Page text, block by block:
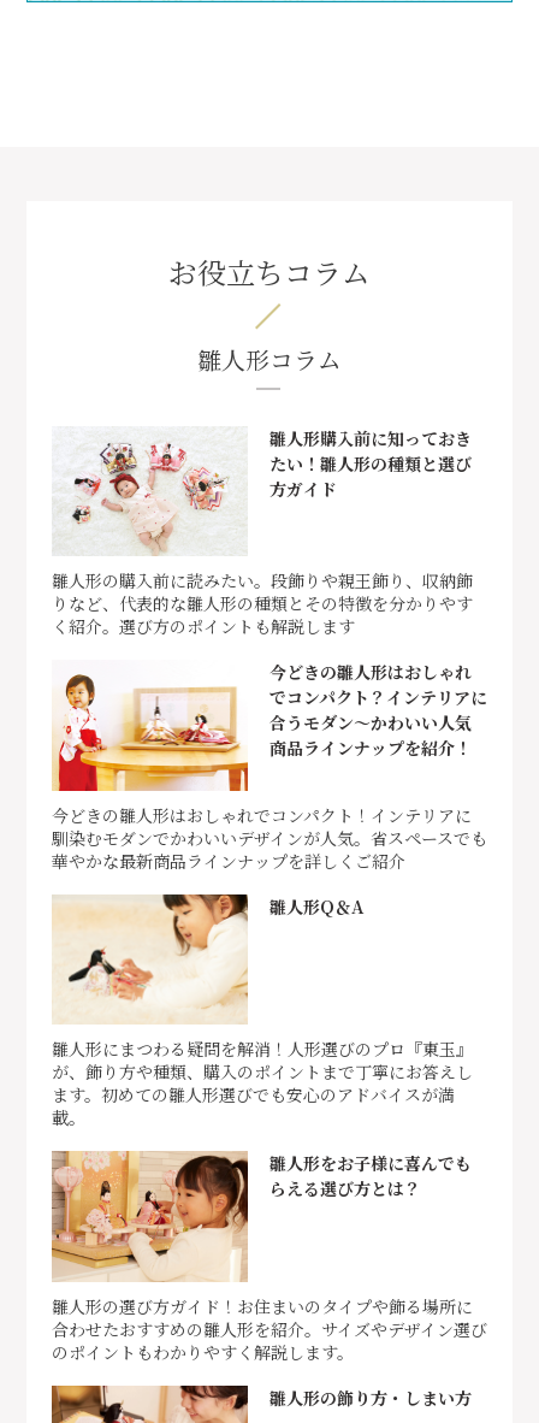
お役立ちコラム
雛人形コラム
雛人形購入前に知っておき
たい！雛人形の種類と選び
方ガイド
雛人形の購入前に読みたい。段飾りや親王飾り、収納飾
りなど、代表的な雛人形の種類とその特徴を分かりやす
く紹介。選び方のポイントも解説します
今どきの雛人形はおしゃれ
でコンパクト？インテリアに
合うモダン～かわいい人気
商品ラインナップを紹介！
今どきの雛人形はおしゃれでコンパクト！インテリアに
馴染むモダンでかわいいデザインが人気。省スペースでも
華やかな最新商品ラインナップを詳しくご紹介
雛人形Q＆A
雛人形にまつわる疑問を解消！人形選びのプロ『東玉』
が、飾り方や種類、購入のポイントまで丁寧にお答えし
ます。初めての雛人形選びでも安心のアドバイスが満
載。
雛人形をお子様に喜んでも
らえる選び方とは？
雛人形の選び方ガイド！お住まいのタイプや飾る場所に
合わせたおすすめの雛人形を紹介。サイズやデザイン選び
のポイントもわかりやすく解説します。
雛人形の飾り方・しまい方